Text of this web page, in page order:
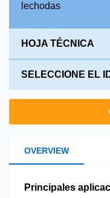
lechodas
HOJA TÉCNICA
SELECCIONE EL
OVERVIEW
Principales